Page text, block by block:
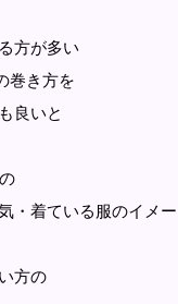
方が多い
巻き方を
良いと
・着ている服のイメ
方の